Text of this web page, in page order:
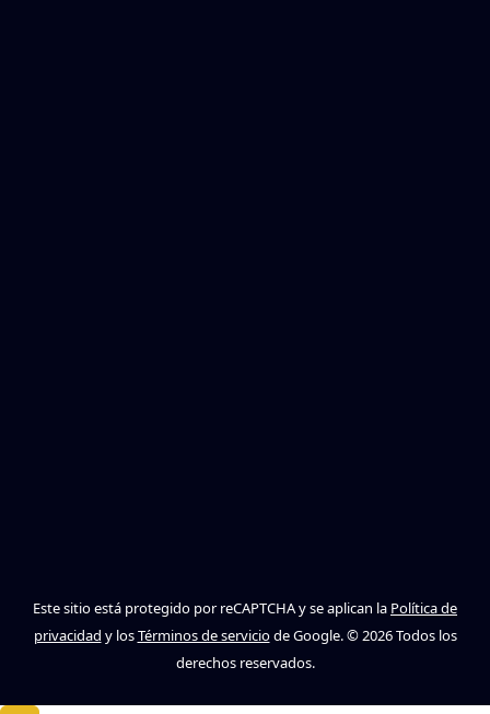
Este sitio está protegido por reCAPTCHA y se aplican la Política de
privacidad y losTérminos de serviciode Google. © 2026 Todos los
derechos reservados.